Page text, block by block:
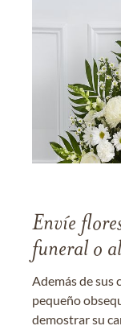
Envíe
funeral o
Además de sus
pequeño
demostrar su